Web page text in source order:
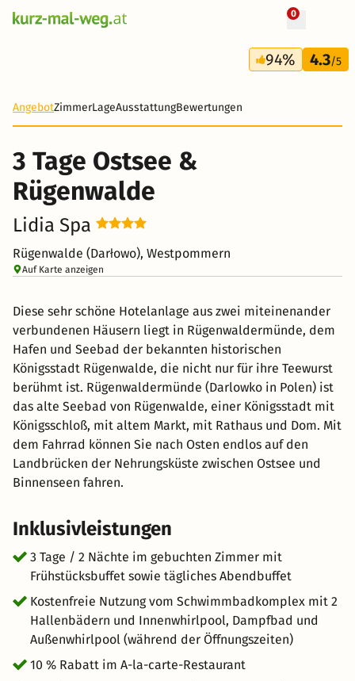
0
3 Tage
137 €
94% 4.3/5
AngebotZimmerLageAusstattungBewertungen
3 Tage Ostsee &
Rügenwalde
Lidia Spa
Rügenwalde (Darłowo), Westpommern
Auf Karte anzeigen
Diese sehr schöne Hotelanlage aus zwei miteinenander
verbundenen Häusern liegt in Rügenwaldermünde, dem
Hafen und Seebad der bekannten historischen
Königsstadt Rügenwalde, die nicht nur für ihre Teewurst
berühmt ist. Rügenwaldermünde (Darlowko in Polen) ist
das alte Seebad von Rügenwalde, einer Königsstadt mit
Königsschloß, mit altem Markt, mit Rathaus und Dom. Mit
dem Fahrrad können Sie nach Osten endlos auf den
Landbrücken der Nehrungsküste zwischen Ostsee und
Binnenseen fahren.
Inklusivleistungen
3 Tage / 2 Nächte im gebuchten Zimmer mit
Frühstücksbuffet sowie tägliches Abendbuffet
Kostenfreie Nutzung vom Schwimmbadkomplex mit 2
Hallenbädern und Innenwhirlpool, Dampfbad und
Außenwhirlpool (während der Öffnungszeiten)
10 % Rabatt im A-la-carte-Restaurant